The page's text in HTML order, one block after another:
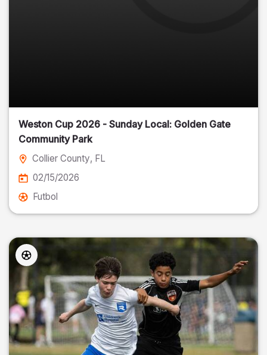
Weston Cup 2026 - Sunday Local: Golden Gate
Community Park
Collier County, FL
02/15/2026
Futbol